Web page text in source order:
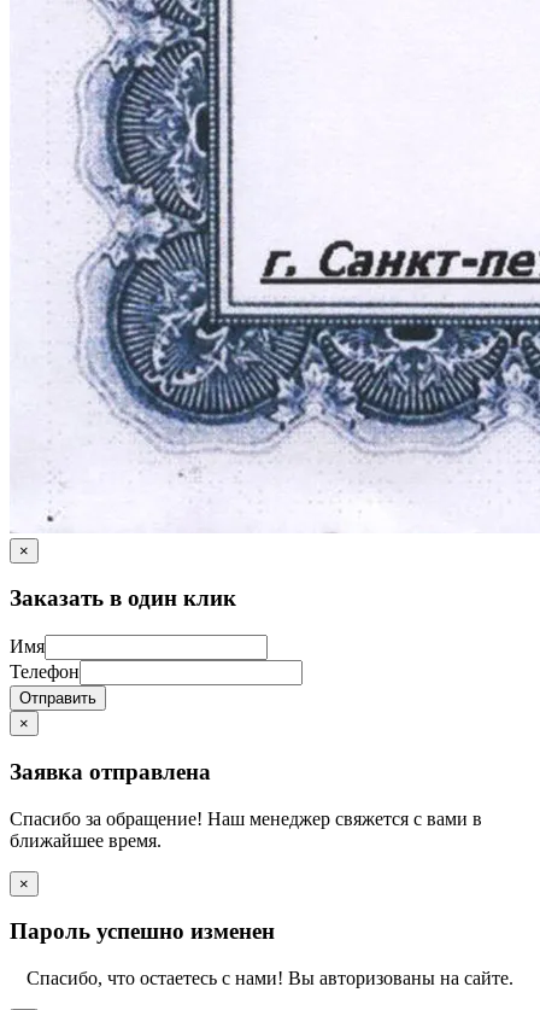
×
Заказать в один клик
Имя
Телефон
Отправить
×
Заявка отправлена
Спасибо за обращение! Наш менеджер свяжется с вами в
ближайшее время.
×
Пароль успешно изменен
Спасибо, что остаетесь с нами! Вы авторизованы на сайте.